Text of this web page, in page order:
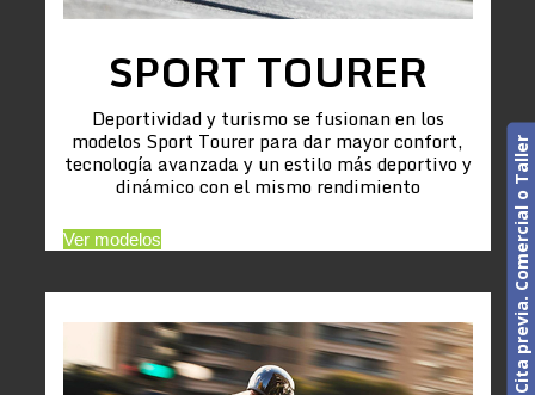
SPORT TOURER
Deportividad y turismo se fusionan en los
modelos Sport Tourer para dar mayor confort,
tecnología avanzada y un estilo más deportivo y
dinámico con el mismo rendimiento
Ver modelos Cita previa. Comercial o Taller